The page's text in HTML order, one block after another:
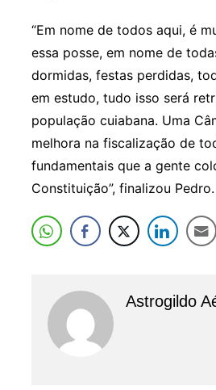
“Em nome de todos aqui, é
essa posse, em nome de
dormidas, festas perdidas,
em estudo, tudo isso será
população cuiabana. Uma
melhora na fiscalização de
fundamentais que a gente
Constituição”, finalizou Pedro.
Astrogildo